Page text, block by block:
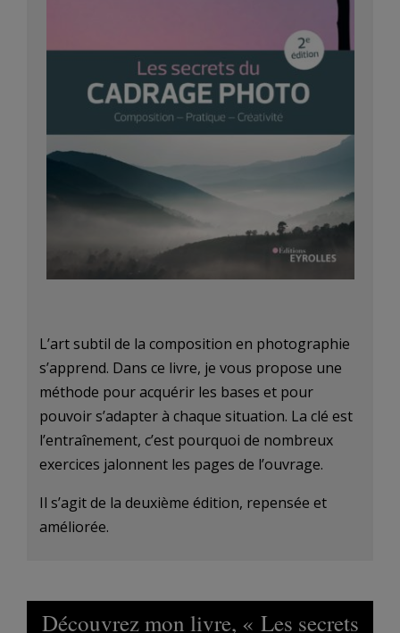
L’art subtil de la composition en photographie
s’apprend. Dans ce livre, je vous propose une
méthode pour acquérir les bases et pour
pouvoir s’adapter à chaque situation. La clé est
l’entraînement, c’est pourquoi de nombreux
exercices jalonnent les pages de l’ouvrage.
Il s’agit de la deuxième édition, repensée et
améliorée.
Découvrez mon livre, « Les secrets